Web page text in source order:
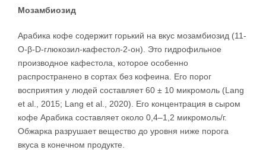
Мозамбиозид
Арабика кофе содержит горький на вкус мозамбиозид (11-
O-β-D-глюкозил-кафестол-2-он). Это гидрофильное
производное кафестола, которое особенно
распространено в сортах без кофеина. Его порог
восприятия у людей составляет 60 ± 10 микромоль (Lang
et al., 2015; Lang et al., 2020). Его концентрация в сыром
кофе Арабика составляет около 0,4–1,2 микромоль/г.
Обжарка разрушает вещество до уровня ниже порога
вкуса в конечном продукте.